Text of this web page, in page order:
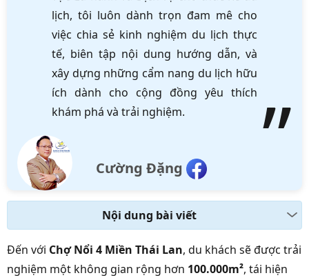
lịch, tôi luôn dành trọn đam mê cho
việc chia sẻ kinh nghiệm du lịch thực
tế, biên tập nội dung hướng dẫn, và
xây dựng những cẩm nang du lịch hữu
ích dành cho cộng đồng yêu thích
khám phá và trải nghiệm.
Cường Đặng
Nội dung bài viết
Đến với Chợ Nổi 4 Miền Thái Lan, du khách sẽ được trải
nghiệm một không gian rộng hơn 100.000m², tái hiện